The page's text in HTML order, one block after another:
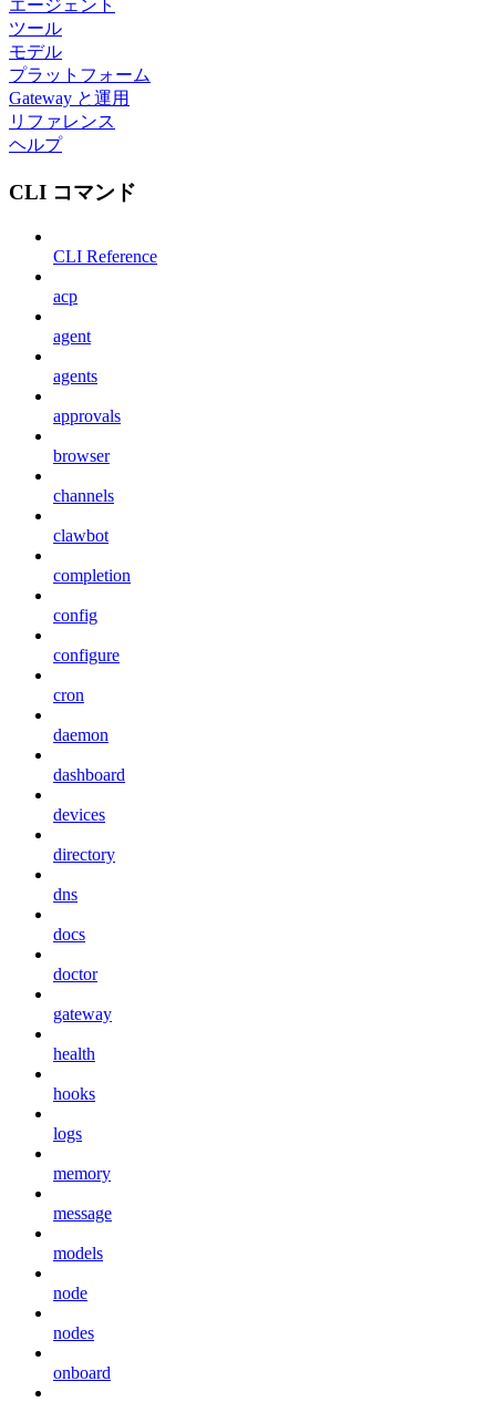
エージェント
ツール
モデル
プラットフォーム
Gateway と運用
リファレンス
ヘルプ
CLI コマンド
CLI Reference
acp
agent
agents
approvals
browser
channels
clawbot
completion
config
configure
cron
daemon
dashboard
devices
directory
dns
docs
doctor
gateway
health
hooks
logs
memory
message
models
node
nodes
onboard